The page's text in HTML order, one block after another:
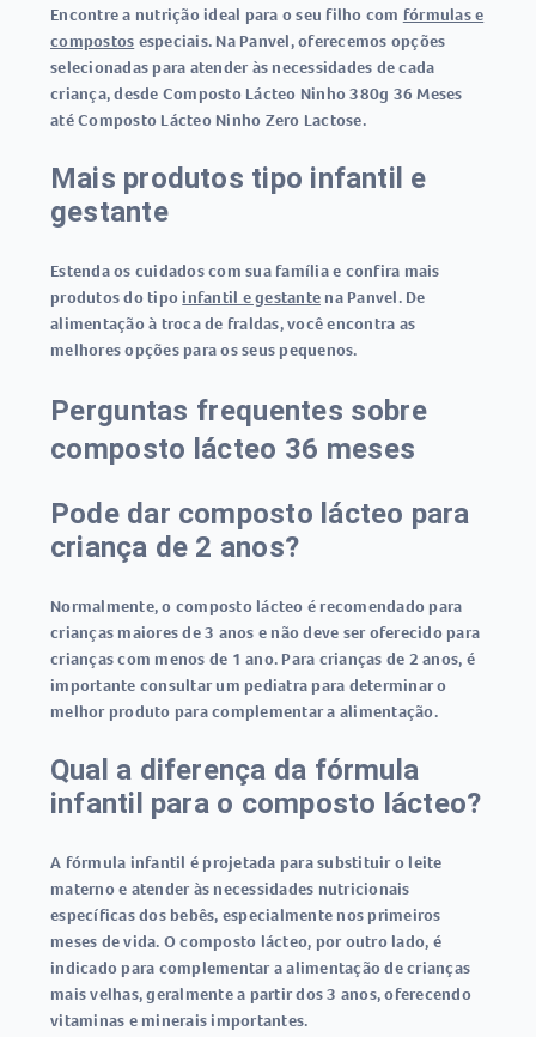
Encontre a nutrição ideal para o seu filho com fórmulas e
compostos especiais. Na Panvel, oferecemos opções
selecionadas para atender às necessidades de cada
criança, desde Composto Lácteo Ninho 380g 36 Meses
até Composto Lácteo Ninho Zero Lactose.
Mais produtos tipo infantil e
gestante
Estenda os cuidados com sua família e confira mais
produtos do tipo infantil e gestante na Panvel. De
alimentação à troca de fraldas, você encontra as
melhores opções para os seus pequenos.
Perguntas frequentes sobre
composto lácteo 36 meses
Pode dar composto lácteo para
criança de 2 anos?
Normalmente, o composto lácteo é recomendado para
crianças maiores de 3 anos e não deve ser oferecido para
crianças com menos de 1 ano. Para crianças de 2 anos, é
importante consultar um pediatra para determinar o
melhor produto para complementar a alimentação.
Qual a diferença da fórmula
infantil para o composto lácteo?
A fórmula infantil é projetada para substituir o leite
materno e atender às necessidades nutricionais
específicas dos bebês, especialmente nos primeiros
meses de vida. O composto lácteo, por outro lado, é
indicado para complementar a alimentação de crianças
mais velhas, geralmente a partir dos 3 anos, oferecendo
vitaminas e minerais importantes.